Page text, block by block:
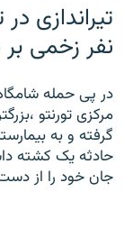
نفر زخمی
در پی حمله
گرفته و به
حادثه یک کشته
جان خود را از